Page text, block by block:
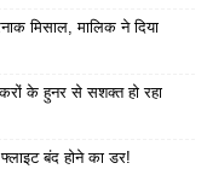
मिसाल, मालिक ने दिया
के हुनर से सशक्त हो रहा
बंद होने का डर!